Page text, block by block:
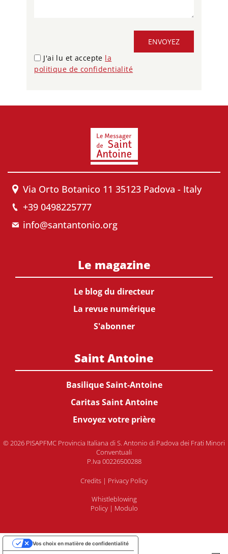
ENVOYEZ
J'ai lu et accepte la
politique de confidentialité
Via Orto Botanico 11 35123 Padova - Italy
+39 0498225777
info@santantonio.org
Le magazine
Le blog du directeur
La revue numérique
S'abonner
Saint Antoine
Basilique Saint-Antoine
Caritas Saint Antoine
Envoyez votre prière
© 2026 PISAPFMC Provincia Italiana di S. Antonio di Padova dei Frati Minori
Conventuali
P.Iva 00226500288
Credits | Privacy Policy
Whistleblowing
Policy| Modulo
Vos choix en matière de confidentialité